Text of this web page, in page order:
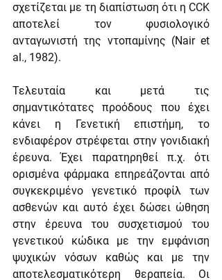
σχετίζεται με τη διαπίστωση ότι η CCK
αποτελεί τον φυσιολογικό
ανταγωνιστή της ντοπαμίνης (Nair et
al., 1982).
Τελευταία και μετά τις
σημαντικότατες προόδους που έχει
κάνει η Γενετική επιστήμη, το
ενδιαφέρον στρέφεται στην γονιδιακή
έρευνα. Έχει παρατηρηθεί π.χ. ότι
ορισμένα φάρμακα επηρεάζονται από
συγκεκριμένο γενετικό προφίλ των
ασθενών και αυτό έχει δώσει ώθηση
στην έρευνα του συσχετισμού του
γενετικού κώδικα με την εμφάνιση
ψυχικών νόσων καθώς και με την
αποτελεσματικότερη θεραπεία. Οι